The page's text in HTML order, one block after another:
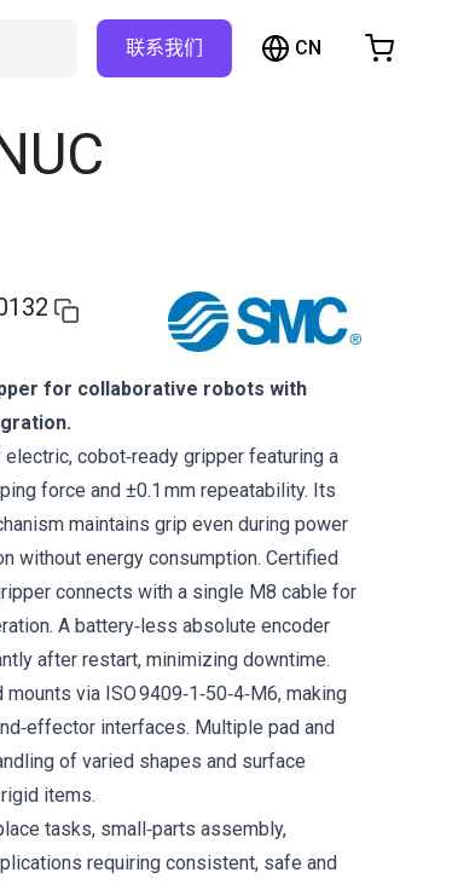
联系我们 CN
for collaborative robots with
cobot‑ready gripper featuring a
force and ±0.1 mm repeatability. Its
maintains grip even during power
without energy consumption. Certified
connects with a single M8 cable for
A battery‑less absolute encoder
after restart, minimizing downtime.
via ISO 9409‑1‑50‑4‑M6, making
interfaces. Multiple pad and
of varied shapes and surface
items.
tasks, small‑parts assembly,
requiring consistent, safe and
浏览商店